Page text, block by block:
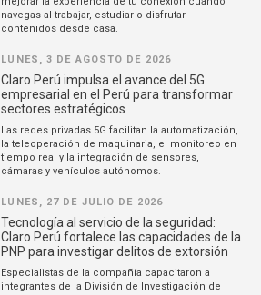
navegas al trabajar, estudiar o disfrutar
contenidos desde casa.
LUNES, 3 DE AGOSTO DE 2026
Claro Perú impulsa el avance del 5G
empresarial en el Perú para transformar
sectores estratégicos
Las redes privadas 5G facilitan la automatización,
la teleoperación de maquinaria, el monitoreo en
tiempo real y la integración de sensores,
cámaras y vehículos autónomos.
LUNES, 27 DE JULIO DE 2026
Tecnología al servicio de la seguridad:
Claro Perú fortalece las capacidades de la
PNP para investigar delitos de extorsión
Especialistas de la compañía capacitaron a
integrantes de la División de Investigación de